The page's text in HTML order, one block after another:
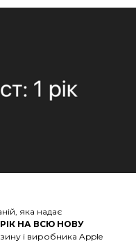
яка надає
НА ВСЮ НОВУ
і виробника Apple